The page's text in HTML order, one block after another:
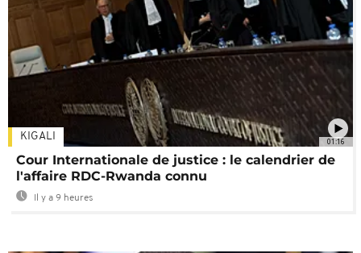
01:16
KIGALI
Cour Internationale de justice : le calendrier de
l'affaire RDC-Rwanda connu
Il y a 9 heures